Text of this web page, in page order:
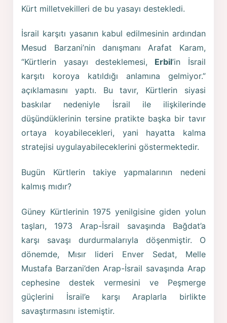
Kürt milletvekilleri de bu yasayı destekledi.
İsrail karşıtı yasanın kabul edilmesinin ardından
Mesud Barzani’nin danışmanı Arafat Karam,
“Kürtlerin yasayı desteklemesi, Erbil’in İsrail
karşıtı koroya katıldığı anlamına gelmiyor.”
açıklamasını yaptı. Bu tavır, Kürtlerin siyasi
baskılar nedeniyle İsrail ile ilişkilerinde
düşündüklerinin tersine pratikte başka bir tavır
ortaya koyabilecekleri, yani hayatta kalma
stratejisi uygulayabileceklerini göstermektedir.
Bugün Kürtlerin takiye yapmalarının nedeni
kalmış mıdır?
Güney Kürtlerinin 1975 yenilgisine giden yolun
taşları, 1973 Arap-İsrail savaşında Bağdat’a
karşı savaşı durdurmalarıyla döşenmiştir. O
dönemde, Mısır lideri Enver Sedat, Melle
Mustafa Barzani’den Arap-İsrail savaşında Arap
cephesine destek vermesini ve Peşmerge
güçlerini İsrail’e karşı Araplarla birlikte
savaştırmasını istemiştir.